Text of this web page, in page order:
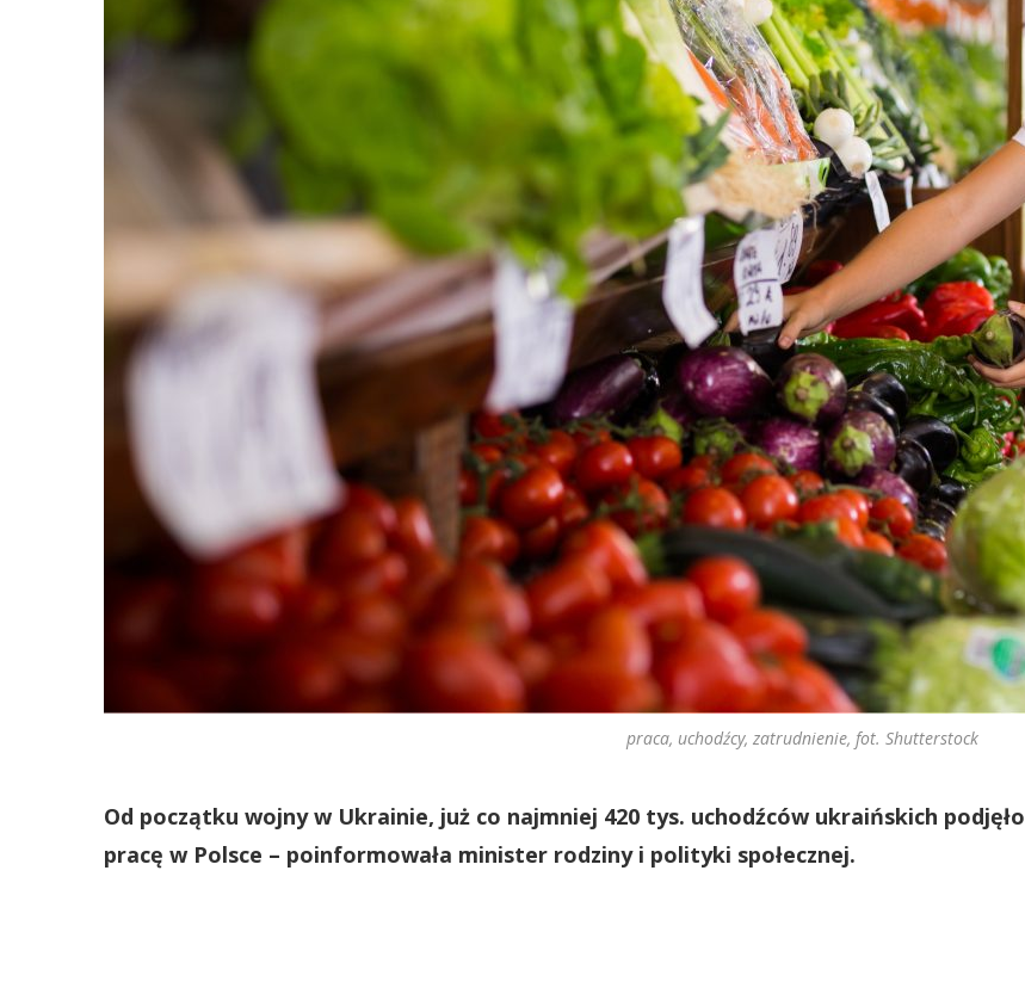
praca, uchodźcy, zatrudnienie, fot. Shutterstock
Od początku wojny w Ukrainie, już co najmniej 420 tys. uchodźców ukraińskich podjęło
pracę w Polsce – poinformowała minister rodziny i polityki społecznej.